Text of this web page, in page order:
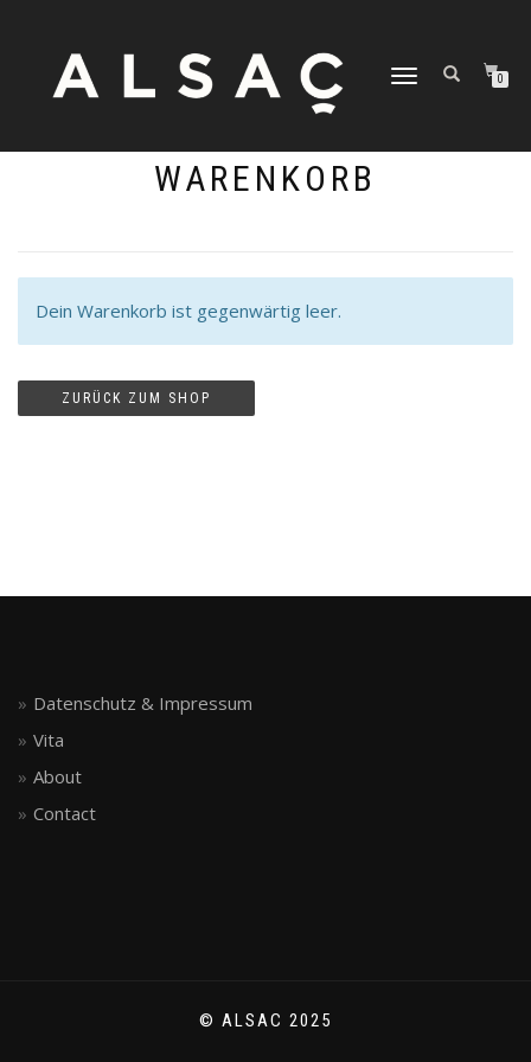
NAVIGATION
0
WARENKORB
Dein Warenkorb ist gegenwärtig leer.
ZURÜCK ZUM SHOP
Datenschutz & Impressum
Vita
About
Contact
© ALSAC 2025